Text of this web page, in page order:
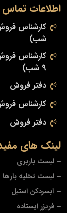
لینک های
لیست باربری
لیست تخلیه بارها
آبسردکن استیل
فریزر ایستاده
اطلاعات تماس
شب)
9 شب)
دفتر فروش
کارشناس
دفتر فروش